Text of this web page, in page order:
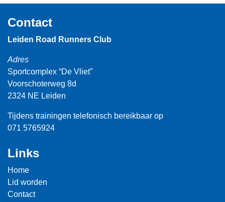
Contact
Leiden Road Runners Club
Adres
Sportcomplex “De Vliet”
Voorschoterweg 8d
2324 NE Leiden
Tijdens trainingen telefonisch bereikbaar op
071 5765924
Links
Home
Lid worden
Contact